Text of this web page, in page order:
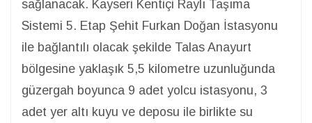
sağlanacak. Kayseri Kentiçi Raylı Taşıma
Sistemi 5. Etap Şehit Furkan Doğan İstasyonu
ile bağlantılı olacak şekilde Talas Anayurt
bölgesine yaklaşık 5,5 kilometre uzunluğunda
güzergah boyunca 9 adet yolcu istasyonu, 3
adet yer altı kuyu ve deposu ile birlikte su